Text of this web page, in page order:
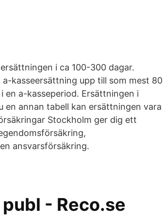
i ca 100-300 dagar.
kasseersättning upp till som mest 80
en a-kasseperiod. Ersättningen i
en annan tabell kan ersättningen vara
Stockholm ger dig ett
ansvarsförsäkring.
- Reco.se